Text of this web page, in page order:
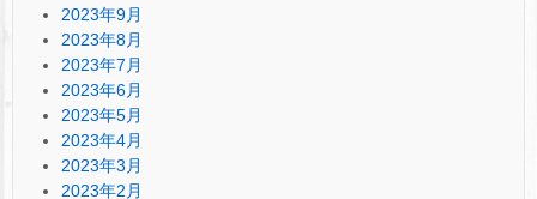
2023年9月
2023年8月
2023年7月
2023年6月
2023年5月
2023年4月
2023年3月
2023年2月